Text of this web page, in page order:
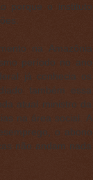
porque o instituto
na Amazônia
período no ano
já conhecia os
também essa
atual ministro da
na área social. A
o abono
não andam nada